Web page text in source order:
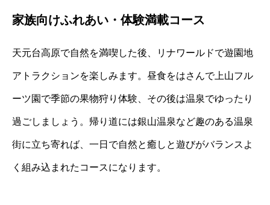
家族向けふれあい・体験満載コース
天元台高原で自然を満喫した後、リナワールドで遊園地
アトラクションを楽しみます。昼食をはさんで上山フル
ーツ園で季節の果物狩り体験、その後は温泉でゆったり
過ごしましょう。帰り道には銀山温泉など趣のある温泉
街に立ち寄れば、一日で自然と癒しと遊びがバランスよ
く組み込まれたコースになります。